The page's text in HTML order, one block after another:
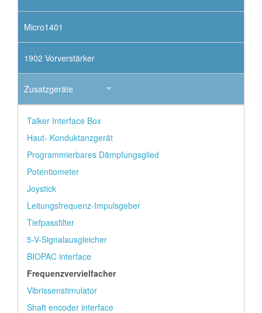
Micro1401
1902 Vorverstärker
Zusatzgeräte
Talker Interface Box
Haut- Konduktanzgerät
Programmierbares Dämpfungsglied
Potentiometer
Joystick
Leitungsfrequenz-Impulsgeber
Tiefpassfilter
5-V-Signalausgleicher
BIOPAC interface
Frequenzvervielfacher
Vibrissenstimulator
Shaft encoder interface